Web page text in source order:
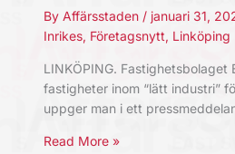
By Affärsstaden / januari 31,
Inrikes, Företagsnytt, Linköping
LINKÖPING. Fastighetsbolaget
fastigheter inom “lätt industri”
uppger man i ett
Read More »